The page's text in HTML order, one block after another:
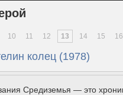
10 11 12 13 14 15 16
колец (1978)
Средиземья — это